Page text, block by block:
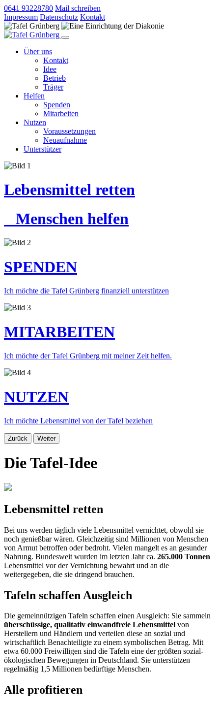
0641 93228780 Mail schreiben
Impressum Datenschutz Kontakt
Über uns
Kontakt
Idee
Betrieb
Träger
Helfen
Spenden
Mitarbeiten
Nutzen
Voraussetzungen
Neuaufnahme
Unterstützer
Lebensmittel retten
Menschen helfen
SPENDEN
Ich möchte die Tafel Grünberg finanziell unterstützen
MITARBEITEN
Ich möchte der Tafel Grünberg mit meiner Zeit helfen.
NUTZEN
Ich möchte Lebensmittel von der Tafel beziehen
Zurück Weiter
Die Tafel-Idee
Lebensmittel retten
Bei uns werden täglich viele Lebensmittel vernichtet, obwohl sie
noch genießbar wären. Gleich­zeitig sind Millionen von Menschen
von Armut betroffen oder bedroht. Vielen mangelt es an gesunder
Nahrung. Bundesweit wurden im letzten Jahr ca. 265.000 Tonnen
Lebensmittel vor der Vernichtung bewahrt und an die
weitergegeben, die sie dringend brauchen.
Tafeln schaffen Ausgleich
Die gemeinnützigen Tafeln schaffen einen Ausgleich: Sie sammeln
überschüssige, qualitativ einwandfreie Lebensmittel von
Herstellern und Händlern und verteilen diese an sozial und
wirtschaftlich Benachteiligte zu einem symbolischen Betrag. Mit
etwa 60.000 Freiwilligen sind die Tafeln eine der größten sozial-
ökologischen Bewegungen in Deutschland. Sie unterstützen
regelmäßig 1,5 Millionen bedürftige Menschen.
Alle profitieren